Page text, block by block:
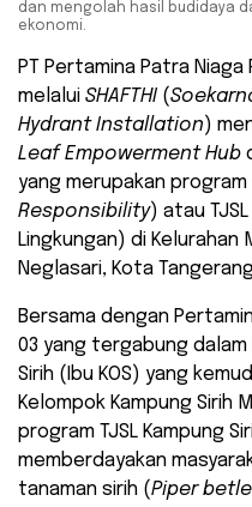
dan mengolah hasil budidaya
ekonomi.
PT Pertamina Patra
melalui SHAFTHI (
Hydrant Installation)
Leaf Empowerment Hub
yang merupakan program
Responsibility) atau
Lingkungan) di Kelurahan
Neglasari, Kota
Bersama dengan
03 yang tergabung dalam
Sirih (Ibu KOS) yang
Kelompok Kampung Sirih
program TJSL Kampung
memberdayakan
tanaman sirih (Piper betle